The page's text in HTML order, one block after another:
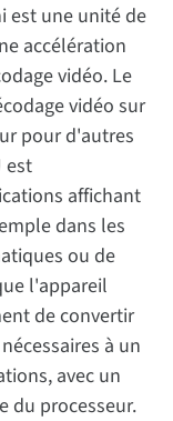
est une unité de
accélération
vidéo. Le
vidéo sur
pour d'autres
est
affichant
dans les
ou de
l'appareil
de convertir
à un
avec un
du processeur.